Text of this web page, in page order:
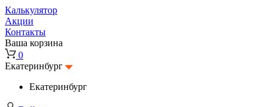
Калькулятор
Акции
Контакты
Ваша корзина
0
Екатеринбург
Екатеринбург